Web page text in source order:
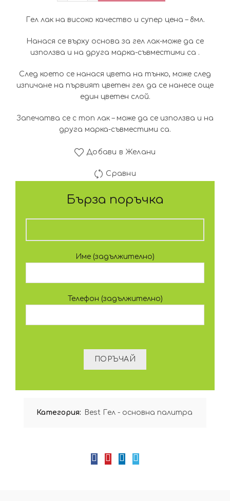
(9.00
лв.).
(4.50
лв.).
Гел лак на високо качество и супер цена – 8мл.
Нанася се върху основа за гел лак-може да се
използва и на друга марка-съвместими са .
След което се нанася цвета на тънко, може след
изпичане на първият цветен гел да се нанесе още
един цветен слой.
Запечатва се с топ лак – може да се използва и на
друга марка-съвместими са.
Добави в Желани
Сравни
Бърза поръчка
Име (задължително)
Телефон (задължително)
Категория: Best Гел - основна палитра